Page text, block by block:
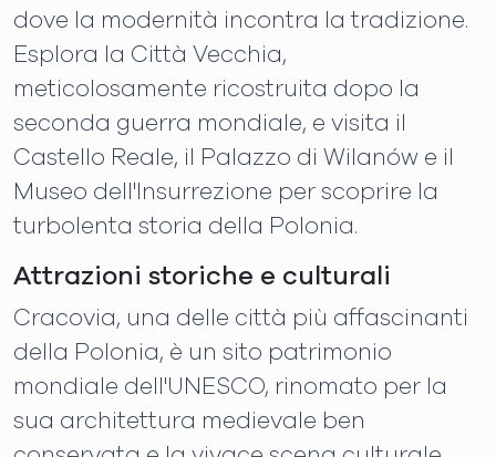
dove la modernità incontra la tradizione.
Esplora la Città Vecchia,
meticolosamente ricostruita dopo la
seconda guerra mondiale, e visita il
Castello Reale, il Palazzo di Wilanów e il
Museo dell'Insurrezione per scoprire la
turbolenta storia della Polonia.
Attrazioni storiche e culturali
Cracovia, una delle città più affascinanti
della Polonia, è un sito patrimonio
mondiale dell'UNESCO, rinomato per la
sua architettura medievale ben